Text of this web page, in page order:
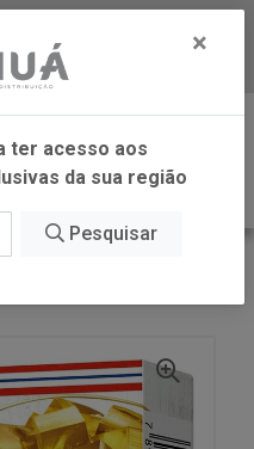
Baixe já nosso APP
0
×
ter acesso aos
da sua região
Pesquisar